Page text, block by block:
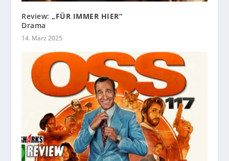
Review: „FÜR IMMER HIER“
Drama
14. März 2025